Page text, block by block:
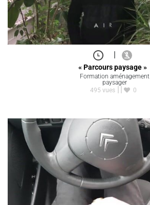
« Parcours paysage »
Formation aménagement
paysager
495 vues
0